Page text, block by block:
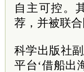
自主可控。
荐，并被联
科学出版社
平台‘借船出